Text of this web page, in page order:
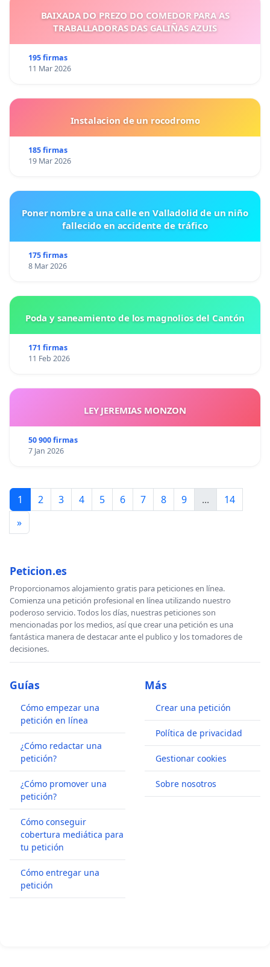
BAIXADA DO PREZO DO COMEDOR PARA AS
TRABALLADORAS DAS GALIÑAS AZUIS
195 firmas
11 Mar 2026
Instalacion de un rocodromo
185 firmas
19 Mar 2026
Poner nombre a una calle en Valladolid de un niño
fallecido en accidente de tráfico
175 firmas
8 Mar 2026
Poda y saneamiento de los magnolios del Cantón
171 firmas
11 Feb 2026
LEY JEREMIAS MONZON
50 900 firmas
7 Jan 2026
1 2 3 4 5 6 7 8 9 ...
14
»
Peticion.es
Proporcionamos alojamiento gratis para peticiones en línea.
Comienza una petición profesional en línea utilizando nuestro
poderoso servicio. Todos los días, nuestras peticiones son
mencionadas por los medios, así que crear una petición es una
fantástica manera de destacar ante el publico y los tomadores de
decisiones.
Guías
Cómo empezar una
petición en línea
¿Cómo redactar una
petición?
¿Cómo promover una
petición?
Cómo conseguir
cobertura mediática para
tu petición
Cómo entregar una
petición
Más
Crear una petición
Política de privacidad
Gestionar cookies
Sobre nosotros